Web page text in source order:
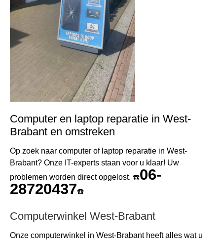
Computer en laptop reparatie in West-
Brabant en omstreken
Op zoek naar computer of laptop reparatie in West-
Brabant? Onze IT-experts staan voor u klaar! Uw
problemen worden direct opgelost. ☎️06-
28720437☎️
Computerwinkel West-Brabant
Onze computerwinkel in West-Brabant heeft alles wat u